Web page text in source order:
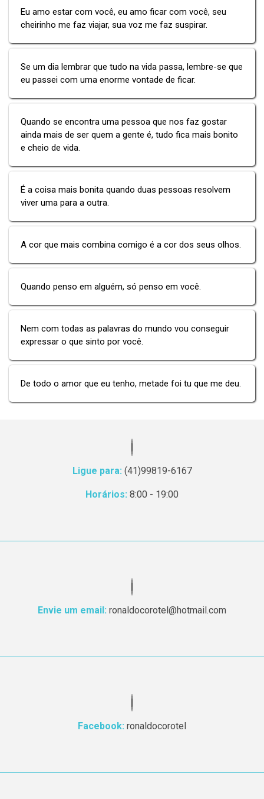
Eu amo estar com você, eu amo ficar com você, seu
cheirinho me faz viajar, sua voz me faz suspirar.
Se um dia lembrar que tudo na vida passa, lembre-se que
eu passei com uma enorme vontade de ficar.
Quando se encontra uma pessoa que nos faz gostar
ainda mais de ser quem a gente é, tudo fica mais bonito
e cheio de vida.
É a coisa mais bonita quando duas pessoas resolvem
viver uma para a outra.
A cor que mais combina comigo é a cor dos seus olhos.
Quando penso em alguém, só penso em você.
Nem com todas as palavras do mundo vou conseguir
expressar o que sinto por você.
De todo o amor que eu tenho, metade foi tu que me deu.
Ligue para: (41)99819-6167
Horários: 8:00 - 19:00
Envie um email: ronaldocorotel@hotmail.com
Facebook: ronaldocorotel